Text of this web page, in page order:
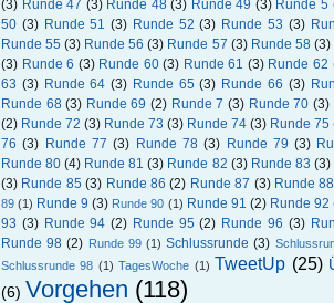
(3) Runde 47 (3) Runde 48 (3) Runde 49 (3) Runde 5
50 (3) Runde 51 (3) Runde 52 (3) Runde 53 (3)
Runde 55 (3) Runde 56 (3) Runde 57 (3) Runde 58 (3)
(3) Runde 6 (3) Runde 60 (3) Runde 61 (3) Runde 62
63 (3) Runde 64 (3) Runde 65 (3) Runde 66 (3)
Runde 68 (3) Runde 69 (2) Runde 7 (3) Runde 70 (3)
(2) Runde 72 (3) Runde 73 (3) Runde 74 (3) Runde 75
76 (3) Runde 77 (3) Runde 78 (3) Runde 79 (3)
Runde 80 (4) Runde 81 (3) Runde 82 (3) Runde 83 (3)
(3) Runde 85 (3) Runde 86 (2) Runde 87 (3) Runde 88
89 (1) Runde 9 (3) Runde 90 (1) Runde 91 (2) Runde 92
93 (3) Runde 94 (2) Runde 95 (2) Runde 96 (3)
Runde 98 (2) Runde 99 (1) Schlussrunde (3)
Schlussrunde 98 (1) TagesWoche (1) TweetUp (25)
(6) Vorgehen (118)